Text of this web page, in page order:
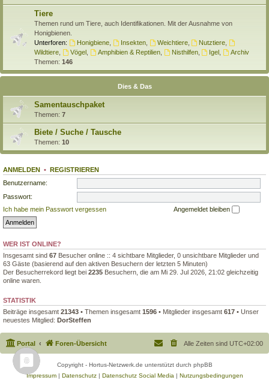
Tiere
Themen rund um Tiere, auch Identifikationen. Mit der Ausnahme von
Honigbienen.
Unterforen:
Honigbiene, Insekten, Weichtiere, Nutztiere
Wildtiere
Vögel, Amphibien & Reptilien, Nisthilfen, Igel
Archiv
Themen: 146
Dies & Das
Samentauschpaket
Themen: 7
Biete / Suche / Tausche
Themen: 10
ANMELDEN • REGISTRIEREN
Benutzername:
Passwort:
Ich habe mein Passwort vergessen
Angemeldet bleiben
WER IST ONLINE?
Insgesamt sind 67 Besucher online :: 4 sichtbare Mitglieder, 0 unsichtbare Mitglieder und
63 Gäste (basierend auf den aktiven Besuchern der letzten 5 Minuten)
Der Besucherrekord liegt bei 2235 Besuchern, die am Mi 29. Jul 2026, 21:02 gleichzeitig
online waren.
STATISTIK
Beiträge insgesamt 21343 • Themen insgesamt 1596 • Mitglieder insgesamt 617 • Unser
neuestes Mitglied: DorSteffen
Portal Foren-Übersicht Alle Zeiten sind UTC+02:00
Copyright - Hortus-Netzwerk.de unterstützt durch phpBB
Impressum| Datenschutz| Datenschutz Social Media | Nutzungsbedingungen